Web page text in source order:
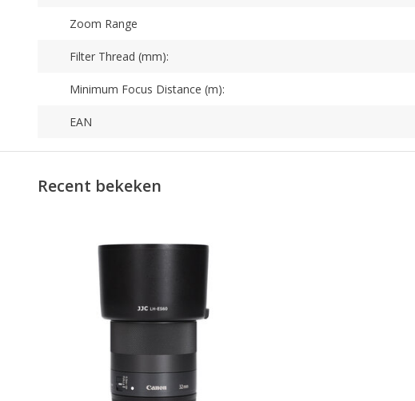
Zoom Range
Filter Thread (mm):
Minimum Focus Distance (m):
EAN
Recent bekeken